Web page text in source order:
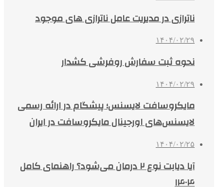
ناترازی در مدیریت عامل ناترازی های موجود
۱۴۰۴/۰۲/۲۹
نحوه ثبت سفارش روفرشی کشدار
۱۴۰۴/۰۲/۲۹
مایکروسافت لایسنس؛ پیشگام در ارائه رسمی
لایسنس‌های اورجینال مایکروسافت در ایران
۱۴۰۴/۰۲/۲۵
آیا دیابت نوع ۲ درمان می‌شود؟ راهنمای کامل
۱۴۰۴